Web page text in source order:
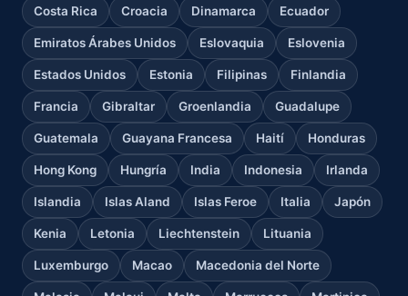
Costa Rica Croacia Dinamarca Ecuador
Emiratos Árabes Unidos Eslovaquia Eslovenia
Estados Unidos Estonia Filipinas Finlandia
Francia Gibraltar Groenlandia Guadalupe
Guatemala Guayana Francesa Haití Honduras
Hong Kong Hungría India Indonesia Irlanda
Islandia Islas Aland Islas Feroe Italia Japón
Kenia Letonia Liechtenstein Lituania
Luxemburgo Macao Macedonia del Norte